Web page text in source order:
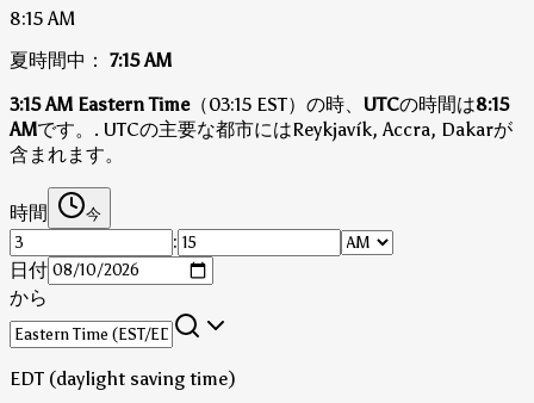
8:15 AM
夏時間中： 7:15 AM
3:15 AM Eastern Time（03:15 EST）の時、 UTCの時間は8:15
AMです。 . UTCの主要な都市にはReykjavík, Accra, Dakarが
含まれます。
時間 今
:
日付
から
EDT (daylight saving time)